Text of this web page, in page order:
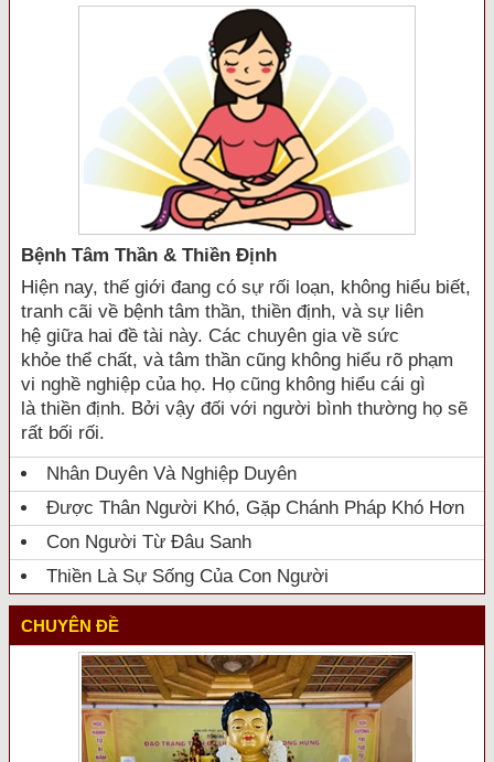
Bệnh Tâm Thần & Thiền Định
Hiện nay, thế giới đang có sự rối loạn, không hiểu biết,
tranh cãi về bệnh tâm thần, thiền định, và sự liên
hệ giữa hai đề tài này. Các chuyên gia về sức
khỏe thể chất, và tâm thần cũng không hiểu rõ phạm
vi nghề nghiệp của họ. Họ cũng không hiểu cái gì
là thiền định. Bởi vậy đối với người bình thường họ sẽ
rất bối rối.
Nhân Duyên Và Nghiệp Duyên
Được Thân Người Khó, Gặp Chánh Pháp Khó Hơn
Con Người Từ Đâu Sanh
Thiền Là Sự Sống Của Con Người
CHUYÊN ĐỀ